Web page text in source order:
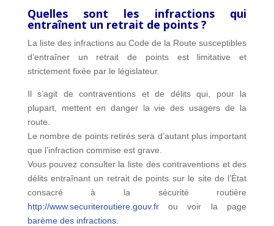
Quelles sont les infractions qui
entraînent un retrait de points ?
La liste des infractions au Code de la Route susceptibles
d’entraîner un retrait de points est limitative et
strictement fixée par le législateur.
Il s’agit de contraventions et de délits qui, pour la
plupart, mettent en danger la vie des usagers de la
route.
Le nombre de points retirés sera d’autant plus important
que l’infraction commise est grave.
Vous pouvez consulter la liste des contraventions et des
délits entraînant un retrait de points sur le site de l’État
consacré à la sécurité routière
http://www.securiteroutiere.gouv.frou voir la page
barème des infractions.